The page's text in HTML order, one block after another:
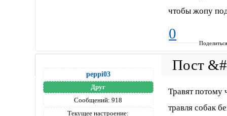
чтобы жoпу
0
peppi03
Друг
Сообщений: 918
Текущее настроение:
Травят потому
травля собак